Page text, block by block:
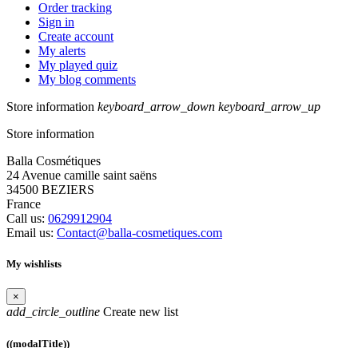
Order tracking
Sign in
Create account
My alerts
My played quiz
My blog comments
Store information keyboard_arrow_down keyboard_arrow_up
Store information
Balla Cosmétiques
24 Avenue camille saint saëns
34500 BEZIERS
France
Call us: 0629912904
Email us: Contact@balla-cosmetiques.com
My wishlists
×
add_circle_outline Create new list
((modalTitle))